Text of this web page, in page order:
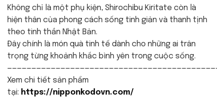
Không chỉ là một phụ kiện, Shirochibu Kiritate còn là
hiện thân của phong cách sống tinh giản và thanh tịnh
theo tinh thần Nhật Bản.
Đây chính là món quà tinh tế dành cho những ai trân
trọng từng khoảnh khắc bình yên trong cuộc sống.
Xem chi tiết sản phẩm
tại: https://nipponkodovn.com/